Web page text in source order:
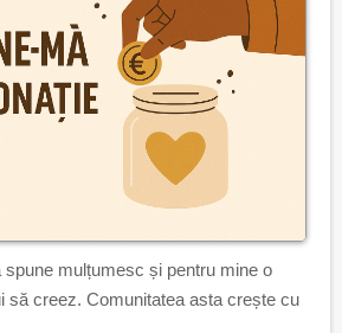
spune mulțumesc și pentru mine o
să creez. Comunitatea asta crește cu